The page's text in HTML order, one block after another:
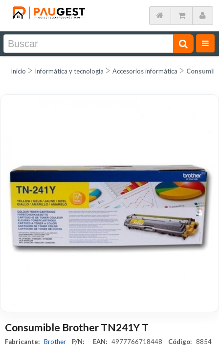
Inicio Informática y tecnología Accesorios informática
Consumible Brother TN241Y T
Fabricante: Brother P/N: EAN: 4977766718448 Código: 8854